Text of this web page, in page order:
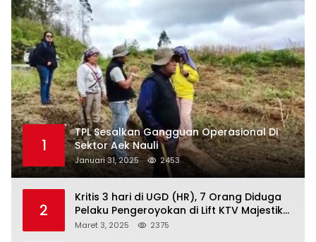
1
TPL Sesalkan Gangguan Operasional Di
Sektor Aek Nauli
Januari 31, 2025 2453
2
Kritis 3 hari di UGD (HR), 7 Orang Diduga
Pelaku Pengeroyokan di Lift KTV Majestik
Melenggang Bebas, Kantor Hukum JAP
Maret 3, 2025 2375